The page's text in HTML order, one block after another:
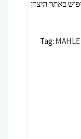
Tag: MAHLE